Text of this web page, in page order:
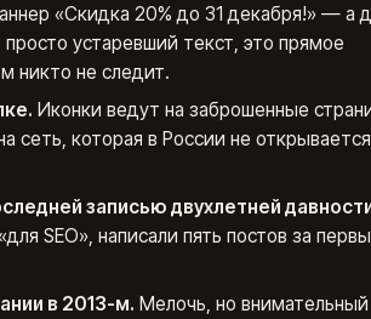
«Скидка 20% до 31 декабря!» — а
устаревший текст, это прямое
никто не следит.
Иконки ведут на заброшенные
сеть, которая в России не
записью двухлетней
SEO», написали пять постов за
в 2013-м. Мелочь, но внимательный